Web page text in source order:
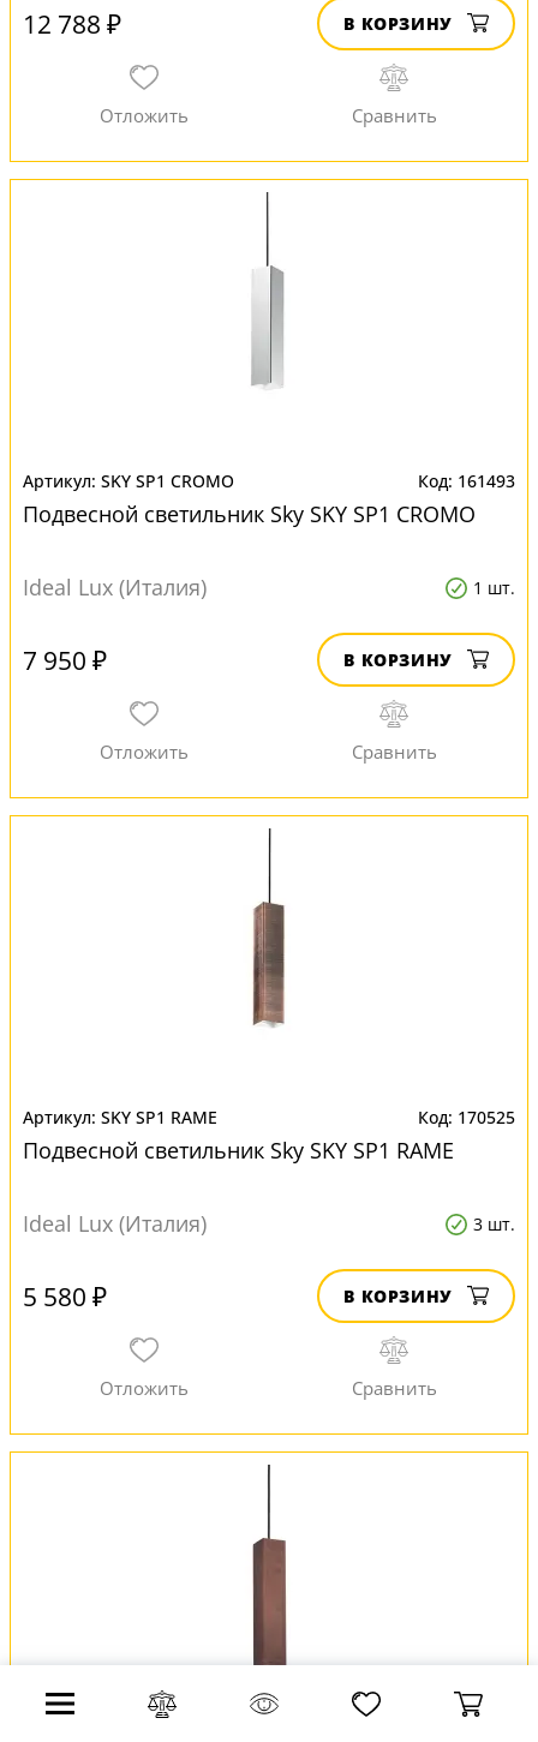
12 788 ₽ В КОРЗИНУ
SKY SP1 CROMO 161493
Подвесной светильник Sky SKY SP1 CROMO
Ideal Lux (Италия) 1 шт.
7 950 ₽ В КОРЗИНУ
SKY SP1 RAME 170525
Подвесной светильник Sky SKY SP1 RAME
Ideal Lux (Италия) 3 шт.
5 580 ₽ В КОРЗИНУ